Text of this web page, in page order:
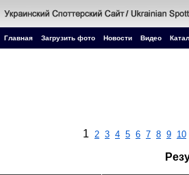
Главная Загрузить фото Новости Видео
1 2 3 4 5 6 7 8 9 10